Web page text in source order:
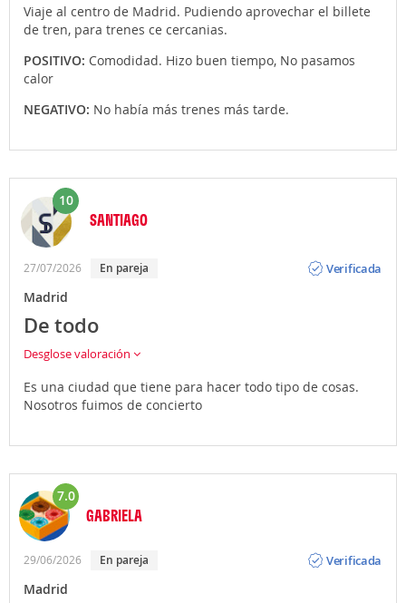
Viaje al centro de Madrid. Pudiendo aprovechar el billete
de tren, para trenes ce cercanias.
POSITIVO: Comodidad. Hizo buen tiempo, No pasamos
calor
NEGATIVO: No había más trenes más tarde.
10
SANTIAGO
27/07/2026 en pareja
Verificada
Madrid
De todo
Desglose valoración
Es una ciudad que tiene para hacer todo tipo de cosas.
Nosotros fuimos de concierto
7.0
GABRIELA
29/06/2026 en pareja
Verificada
Madrid